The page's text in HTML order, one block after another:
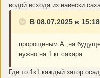
водой исходя из навески
В 08.07.2025 в
пророщеным.А ,на
нужно на 1 кг сахара
Где то 1к1 каждый затор